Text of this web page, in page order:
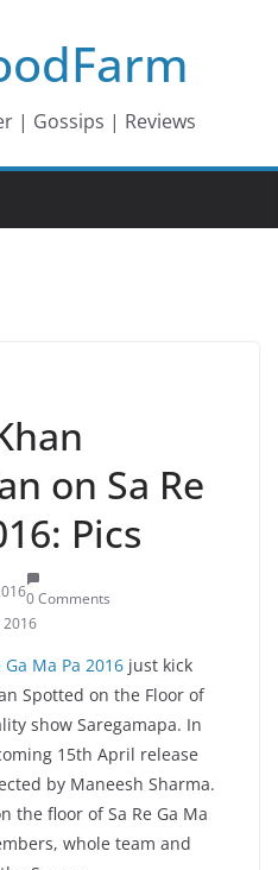
| Gossips | Reviews
on Sa Re
Pics
0 Comments
2016
Ga Ma Pa 2016 just kick
Spotted on the Floor of
show Saregamapa. In
15th April release
by Maneesh Sharma.
the floor of Sa Re Ga Ma
whole team and